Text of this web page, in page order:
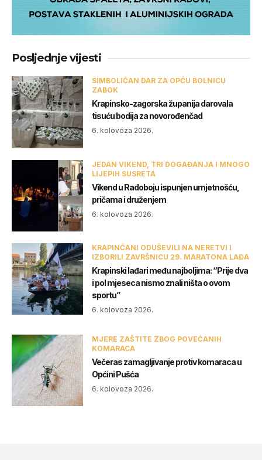
Posljednje vijesti
SIMBOLIČAN DAR ZA OPĆU BOLNICU
ZABOK
Krapinsko-zagorska županija darovala
tisuću bodija za novorođenčad
6. kolovoza 2026.
JEDAN VIKEND, TRI DOGAĐANJA I MNOGO
LIJEPIH SUSRETA
Vikend u Radoboju ispunjen umjetnošću,
pričama i druženjem
6. kolovoza 2026.
KRAPINČANI ODUŠEVILI NA NERETVI I
IZBORILI ZAVRŠNICU 29. MARATONA LAĐA
Krapinski lađari među najboljima: “Prije dva
i pol mjeseca nismo znali ništa o ovom
sportu”
6. kolovoza 2026.
MJERE ZAŠTITE ZBOG POVEĆANIH
KOMARACA
Večeras zamagljivanje protiv komaraca u
Općini Pušća
6. kolovoza 2026.